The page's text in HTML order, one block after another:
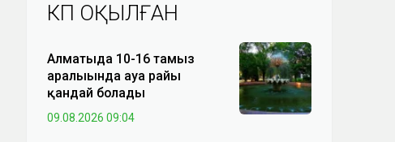
КӨП ОҚЫЛҒАН
Алматыда 10-16 тамыз
аралығында ауа райы
қандай болады
09.08.2026 09:04